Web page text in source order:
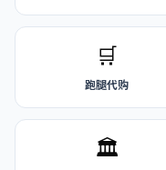
🛒
跑腿代购
🏛️